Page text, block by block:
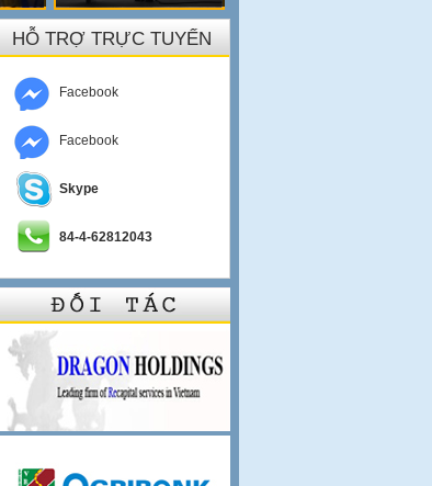
HỖ TRỢ TRỰC TUYẾN
Facebook
Facebook
Skype
84-4-62812043